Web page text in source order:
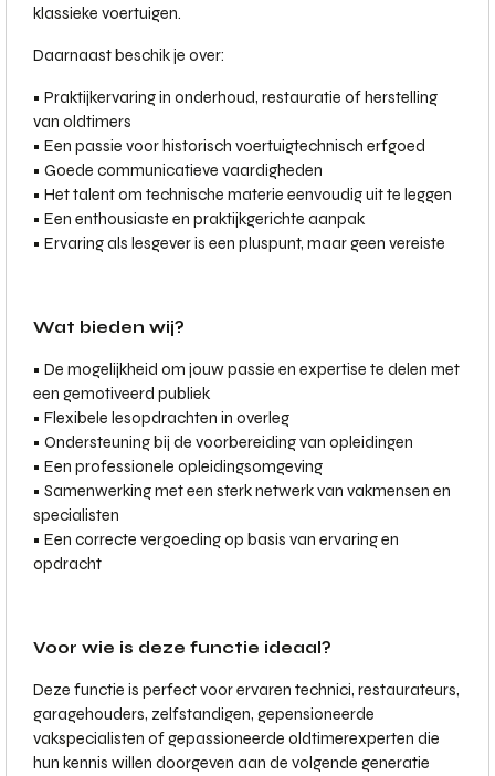
klassieke voertuigen.
Daarnaast beschik je over:
• Praktijkervaring in onderhoud, restauratie of herstelling
van oldtimers
• Een passie voor historisch voertuigtechnisch erfgoed
• Goede communicatieve vaardigheden
• Het talent om technische materie eenvoudig uit te leggen
• Een enthousiaste en praktijkgerichte aanpak
• Ervaring als lesgever is een pluspunt, maar geen vereiste
Wat bieden wij?
• De mogelijkheid om jouw passie en expertise te delen met
een gemotiveerd publiek
• Flexibele lesopdrachten in overleg
• Ondersteuning bij de voorbereiding van opleidingen
• Een professionele opleidingsomgeving
• Samenwerking met een sterk netwerk van vakmensen en
specialisten
• Een correcte vergoeding op basis van ervaring en
opdracht
Voor wie is deze functie ideaal?
Deze functie is perfect voor ervaren technici, restaurateurs,
garagehouders, zelfstandigen, gepensioneerde
vakspecialisten of gepassioneerde oldtimerexperten die
hun kennis willen doorgeven aan de volgende generatie